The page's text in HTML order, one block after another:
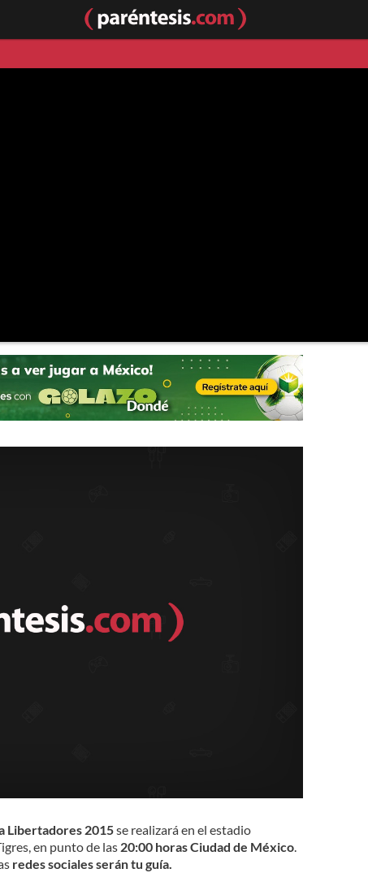
Libertadores 2015se realizará en el estadio
en punto de las 20:00 horas Ciudad de México.
redes socialesserán tu guía.